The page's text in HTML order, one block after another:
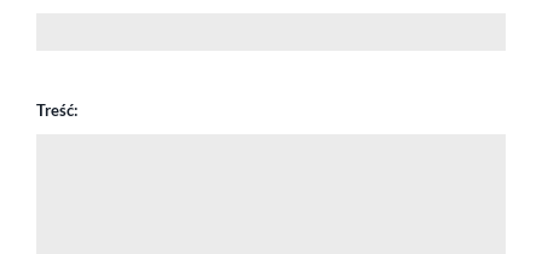
Treść: